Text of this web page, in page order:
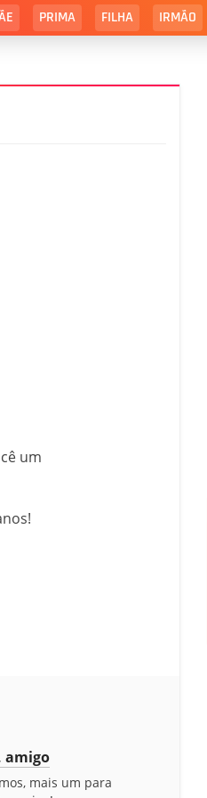
PRIMA FILHA IRMÃO
um
amigo
mais um para